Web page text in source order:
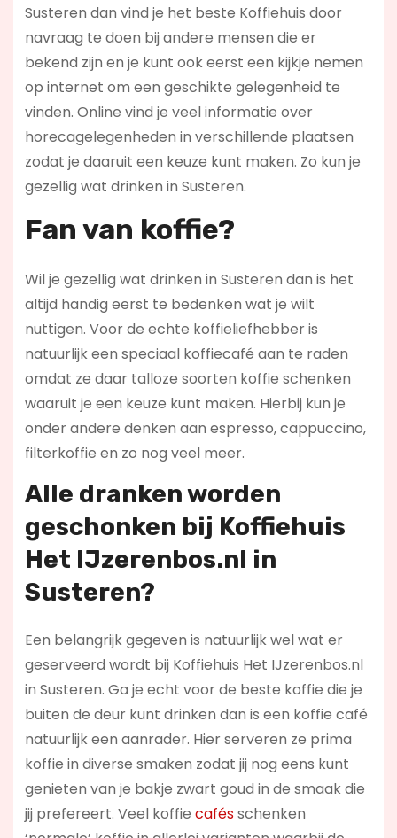
Susteren dan vind je het beste Koffiehuis door
navraag te doen bij andere mensen die er
bekend zijn en je kunt ook eerst een kijkje nemen
op internet om een geschikte gelegenheid te
vinden. Online vind je veel informatie over
horecagelegenheden in verschillende plaatsen
zodat je daaruit een keuze kunt maken. Zo kun je
gezellig wat drinken in Susteren.
Fan van koffie?
Wil je gezellig wat drinken in Susteren dan is het
altijd handig eerst te bedenken wat je wilt
nuttigen. Voor de echte koffieliefhebber is
natuurlijk een speciaal koffiecafé aan te raden
omdat ze daar talloze soorten koffie schenken
waaruit je een keuze kunt maken. Hierbij kun je
onder andere denken aan espresso, cappuccino,
filterkoffie en zo nog veel meer.
Alle dranken worden
geschonken bij Koffiehuis
Het IJzerenbos.nl in
Susteren?
Een belangrijk gegeven is natuurlijk wel wat er
geserveerd wordt bij Koffiehuis Het IJzerenbos.nl
in Susteren. Ga je echt voor de beste koffie die je
buiten de deur kunt drinken dan is een koffie café
natuurlijk een aanrader. Hier serveren ze prima
koffie in diverse smaken zodat jij nog eens kunt
genieten van je bakje zwart goud in de smaak die
jij prefereert. Veel koffie cafésschenken